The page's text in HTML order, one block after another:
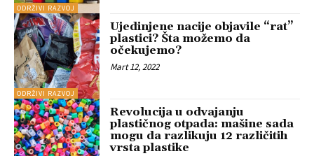
ODRŽIVI RAZVOJ
ODRŽIVI RAZVOJ
Ujedinjene nacije objavile “rat”
plastici? Šta možemo da
očekujemo?
Mart 12, 2022
Revolucija u odvajanju
plastičnog otpada: mašine sada
mogu da razlikuju 12 različitih
vrsta plastike